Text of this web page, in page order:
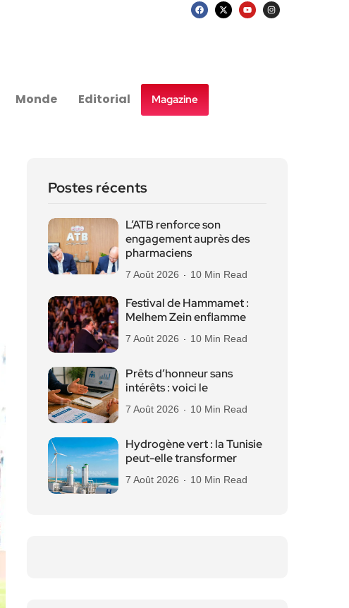
Monde Editorial Magazine
Postes récents
L’ATB renforce son
engagement auprès des
pharmaciens
7 Août 2026 10 Min Read
Festival de Hammamet :
Melhem Zein enflamme
7 Août 2026 10 Min Read
Prêts d’honneur sans
intérêts : voici le
7 Août 2026 10 Min Read
Hydrogène vert : la Tunisie
peut-elle transformer
7 Août 2026 10 Min Read